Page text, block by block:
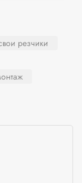
резчики